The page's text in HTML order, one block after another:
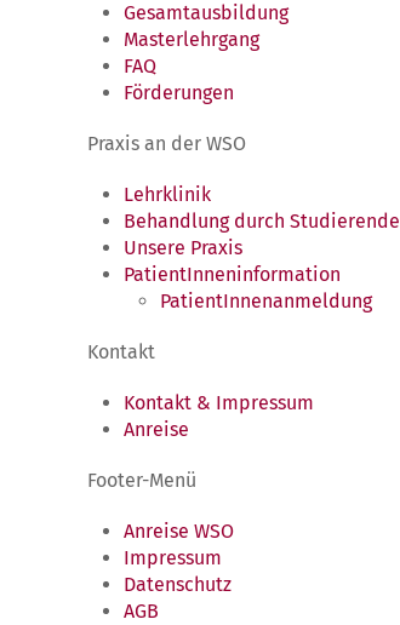
Gesamtausbildung
Masterlehrgang
FAQ
Förderungen
Praxis an der WSO
Lehrklinik
Behandlung durch Studierende
Unsere Praxis
PatientInneninformation
PatientInnenanmeldung
Kontakt
Kontakt & Impressum
Anreise
Footer-Menü
Anreise WSO
Impressum
Datenschutz
AGB